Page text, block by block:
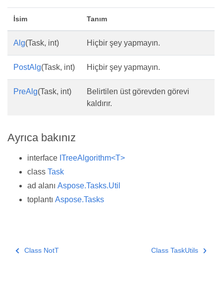
İsim Tanım
Alg(Task, int) Hiçbir şey yapmayın.
PostAlg(Task, int) Hiçbir şey yapmayın.
PreAlg(Task, int)
Belirtilen üst görevden görevi
kaldırır.
Ayrıca bakınız
interface ITreeAlgorithm<T>
class Task
ad alanı Aspose.Tasks.Util
toplantı Aspose.Tasks
Class NotT Class TaskUtils